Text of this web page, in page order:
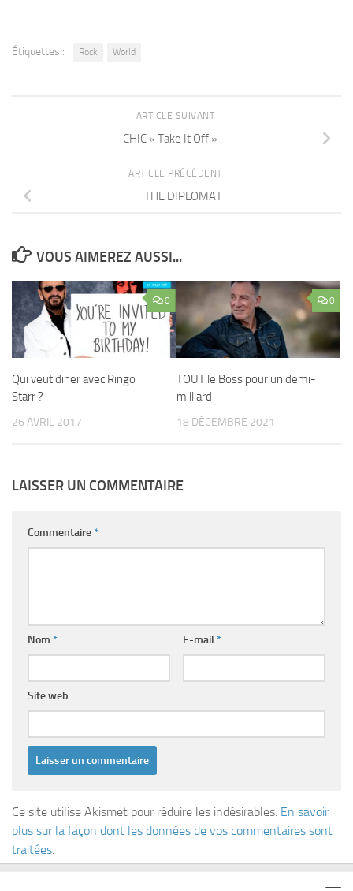
Étiquettes : Rock World
ARTICLE SUIVANT
CHIC « Take It Off »
ARTICLE PRÉCÉDENT
THE DIPLOMAT
VOUS AIMEREZ AUSSI...
0
Qui veut diner avec Ringo
Starr ?
26 AVRIL 2017
0
TOUT le Boss pour un demi-
milliard
18 DÉCEMBRE 2021
LAISSER UN COMMENTAIRE
Commentaire*
Nom * E-mail *
Site web
Ce site utilise Akismet pour réduire les indésirables. En savoir
plus sur la façon dont les données de vos commentaires sont
traitées.